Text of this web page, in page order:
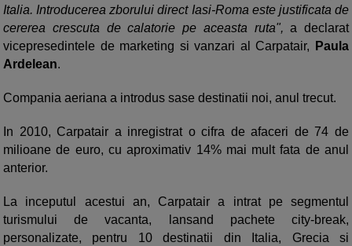
Italia. Introducerea zborului direct Iasi-Roma este justificata de
cererea crescuta de calatorie pe aceasta ruta", a declarat
vicepresedintele de marketing si vanzari al Carpatair,
Paula
Ardelean.
Compania aeriana a introdus sase destinatii noi, anul trecut.
In 2010, Carpatair a inregistrat o cifra de afaceri de 74 de
milioane de euro, cu aproximativ 14% mai mult fata de anul
anterior.
La inceputul acestui an, Carpatair a intrat pe segmentul
turismului de vacanta, lansand pachete city-break,
personalizate, pentru 10 destinatii din Italia, Grecia si